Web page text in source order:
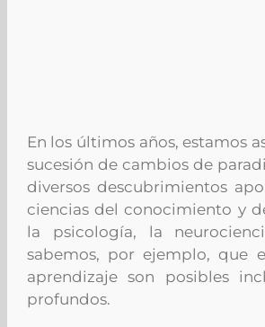
En los últimos años, estamos
sucesión de cambios de
diversos descubrimientos
ciencias del conocimiento y
la psicología, la
sabemos, por ejemplo, que
aprendizaje son posibles
profundos.